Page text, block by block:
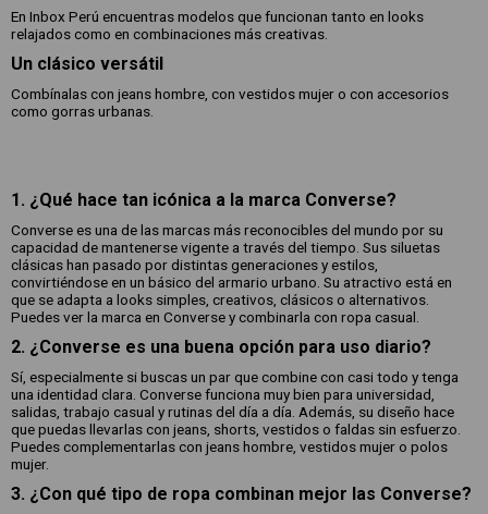
En Inbox Perú encuentras modelos que funcionan tanto en looks
relajados como en combinaciones más creativas.
Un clásico versátil
Combínalas con jeans hombre, con vestidos mujer o con accesorios
como gorras urbanas.
1. ¿Qué hace tan icónica a la marca Converse?
Converse es una de las marcas más reconocibles del mundo por su
capacidad de mantenerse vigente a través del tiempo. Sus siluetas
clásicas han pasado por distintas generaciones y estilos,
convirtiéndose en un básico del armario urbano. Su atractivo está en
que se adapta a looks simples, creativos, clásicos o alternativos.
Puedes ver la marca en Converse y combinarla con ropa casual.
2. ¿Converse es una buena opción para uso diario?
Sí, especialmente si buscas un par que combine con casi todo y tenga
una identidad clara. Converse funciona muy bien para universidad,
salidas, trabajo casual y rutinas del día a día. Además, su diseño hace
que puedas llevarlas con jeans, shorts, vestidos o faldas sin esfuerzo.
Puedes complementarlas con jeans hombre, vestidos mujer o polos
mujer.
3. ¿Con qué tipo de ropa combinan mejor las Converse?